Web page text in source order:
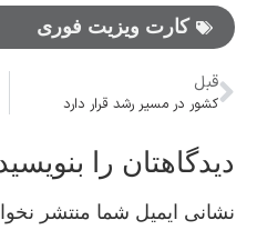
کارت ویزیت فوری
قبل
کشور در مسیر رشد قرار دارد
دیدگاهتان را
نشانی ایمیل شما منتشر